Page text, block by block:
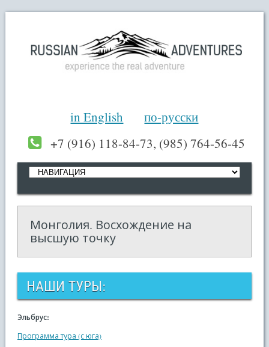
in English
по-русски
+7 (916) 118-84-73, (985) 764-56-45
Монголия. Восхождение на
высшую точку
НАШИ ТУРЫ:
Эльбрус:
Программа тура (с юга)